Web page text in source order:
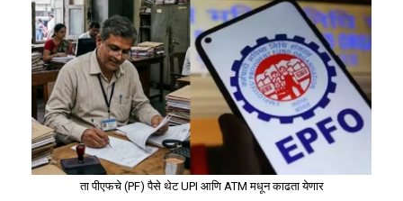
हेही वाचा –स्टार क्रिकेटर संदीप लामिछाने 8 वर्ष
जेलची हवा खाणार!
ता पीएफचे (PF) पैसे थेट UPI आणि ATM मधून काढता येणार